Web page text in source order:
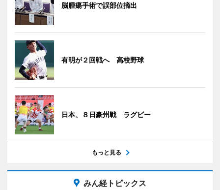
脳腫瘍手術で誤部位摘出
有明が２回戦へ 高校野球
日本、８日豪州戦 ラグビー
もっと見る
みん経トピックス